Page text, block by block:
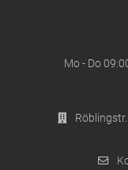
Mo - Do